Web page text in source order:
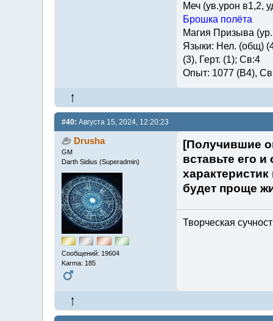
Меч (ув.урон в1,2,
Брошка полёта
Магия Призыва
Языки: Нел. (общ)
(3), Герт. (1); Св:4
Опыт: 1077 (В4),
#40: Августа 15, 2024, 12:20:23
Drusha
GM
Darth Sidius (Superadmin)
Сообщений: 19604
Karma: 185
[Получившие
вставьте его
будет проще
Творческая